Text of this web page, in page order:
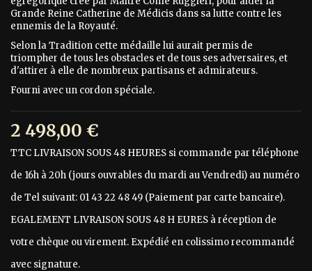
Grande Reine Catherine de Médicis dans sa lutte contre les
ennemis de la Royauté.
Selon la Tradition cette médaille lui aurait permis de
triompher de tous les obstacles et de tous ses adversaires, et
d'attirer à elle de nombreux partisans et admirateurs.
Fourni avec un cordon spéciale.
2 498,00 €
TTC LIVRAISON SOUS 48 HEURES si commande par téléphone
de 16h à 20h (jours ouvrables du mardi au Vendredi) au numéro
de Tel suivant: 01 43 22 48 49 (Paiement par carte bancaire).
EGALEMENT LIVRAISON SOUS 48 H EURES à réception de
votre chèque ou virement. Expédié en colissimo recommandé
avec signature.